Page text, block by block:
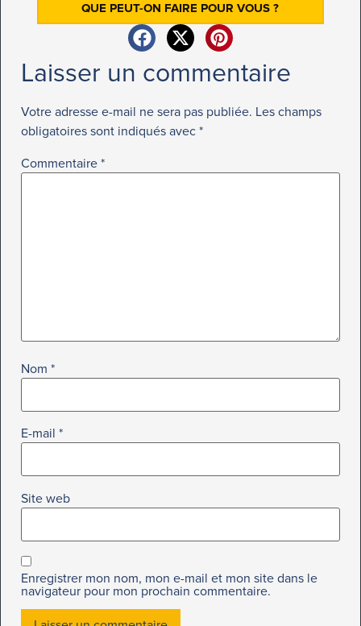
QUE PEUT-ON FAIRE POUR VOUS ?
Laisser un commentaire
Votre adresse e-mail ne sera pas publiée. Les champs
obligatoires sont indiqués avec *
Commentaire *
Nom *
E-mail *
Site web
Enregistrer mon nom, mon e-mail et mon site dans le
navigateur pour mon prochain commentaire.